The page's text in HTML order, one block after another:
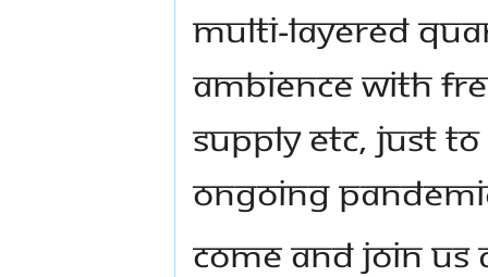
multi-layered
ambience with
supply etc, just
ongoing
Come and join